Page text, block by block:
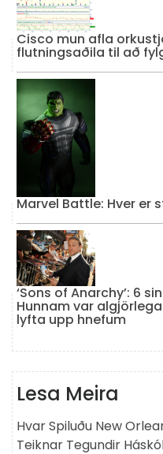
Cisco mun afla
flutningsaðila til að
Marvel Battle: Hver er
‘Sons of Anarchy’: 6
Hunnam var
lyfta upp hnefum
Lesa Meira
Hvar Spiluðu New
Teiknar Tegundir